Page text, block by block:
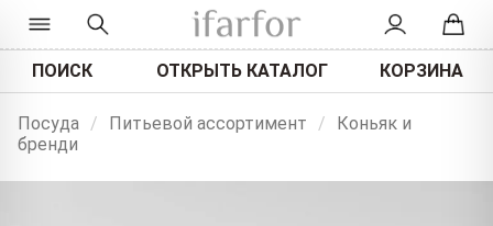
ПОИСК ОТКРЫТЬ КАТАЛОГ КОРЗИНА
Посуда / Питьевой ассортимент /
Коньяк и
бренди